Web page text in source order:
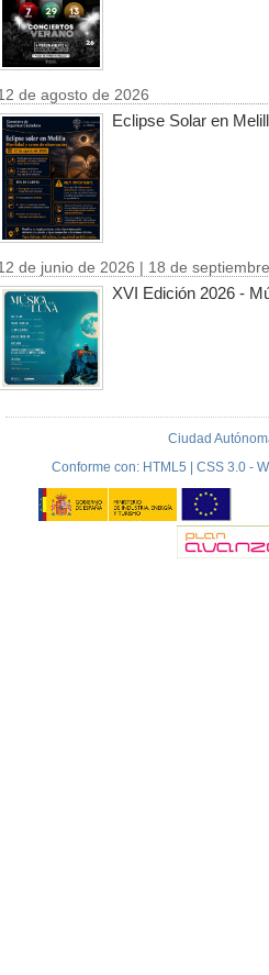
de agosto de 2026
Eclipse Solar en
de junio de 2026 | 18 de
XVI Edición 2026 -
Ciudad
Conforme con: HTML5 | CSS 3.0 -